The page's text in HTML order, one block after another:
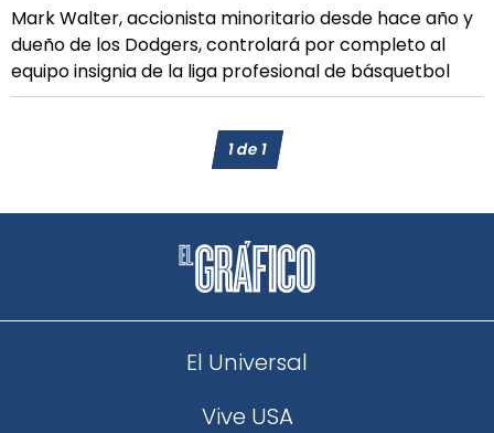
Mark Walter, accionista minoritario desde hace año y
dueño de los Dodgers, controlará por completo al
equipo insignia de la liga profesional de básquetbol
1de1
El Universal
Vive USA